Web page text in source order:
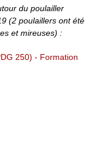
du poulailler
(2 poulaillers ont été
et mireuses) :